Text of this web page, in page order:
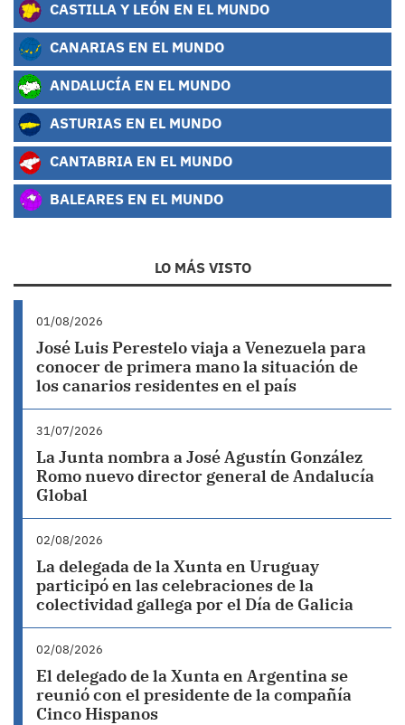
CASTILLA Y LEÓN EN EL MUNDO
CANARIAS EN EL MUNDO
ANDALUCÍA EN EL MUNDO
ASTURIAS EN EL MUNDO
CANTABRIA EN EL MUNDO
BALEARES EN EL MUNDO
LO MÁS VISTO
01/08/2026
José Luis Perestelo viaja a Venezuela para
conocer de primera mano la situación de
los canarios residentes en el país
31/07/2026
La Junta nombra a José Agustín González
Romo nuevo director general de Andalucía
Global
02/08/2026
La delegada de la Xunta en Uruguay
participó en las celebraciones de la
colectividad gallega por el Día de Galicia
02/08/2026
El delegado de la Xunta en Argentina se
reunió con el presidente de la compañía
Cinco Hispanos